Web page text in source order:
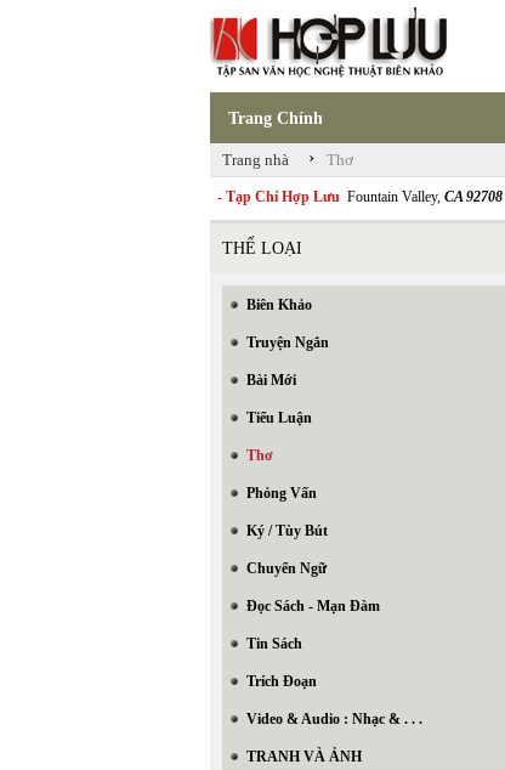
Trang Chính
Trang nhà › Thơ
- Tạp Chí Hợp Lưu Fountain Valley, CA 92708
THỂ LOẠI
Biên Khảo
Truyện Ngắn
Bài Mới
Tiểu Luận
Thơ
Phỏng Vấn
Ký / Tùy Bút
Chuyển Ngữ
Đọc Sách - Mạn Đàm
Tin Sách
Trích Đoạn
Video & Audio : Nhạc & . . .
TRANH VÀ ẢNH